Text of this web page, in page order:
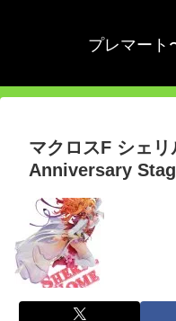
プレマート
マクロスF シェリ
Anniversary